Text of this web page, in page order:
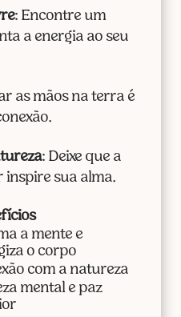
: Encontre um
a energia ao seu
as mãos na terra é
: Deixe que a
inspire sua alma.
a mente e
o corpo
com a natureza
mental e paz